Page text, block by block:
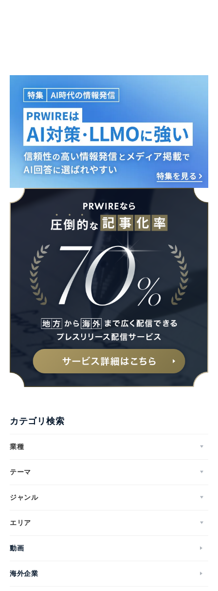
カテゴリ検索
業種
テーマ
ジャンル
エリア
動画
海外企業